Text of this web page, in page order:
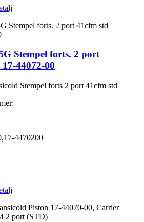
Stempel forts. 2 port
44072-00
Stempel forts 2 port 41cfm std
4470200